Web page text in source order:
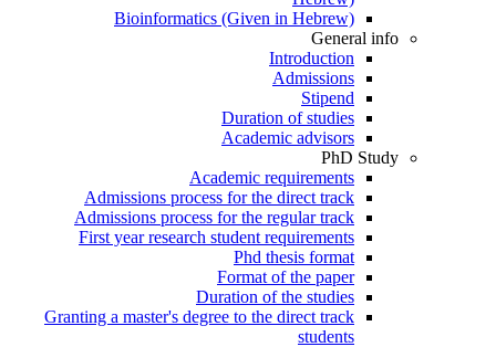
Bioinformatics (Given in Hebrew)
General info
Introduction
Admissions
Stipend
Duration of studies
Academic advisors
PhD Study
Academic requirements
Admissions process for the direct track
Admissions process for the regular track
First year research student requirements
Phd thesis format
Format of the paper
Duration of the studies
Granting a master's degree to the direct track
students